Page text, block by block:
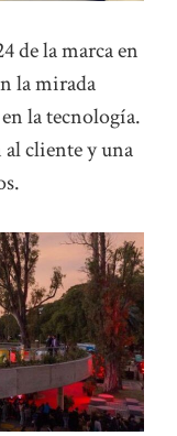
de la marca en
la mirada
la tecnología.
cliente y una